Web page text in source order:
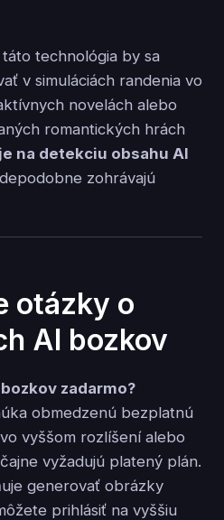
technológia by sa
v simuláciách randenia vo
novelách alebo
romantických hrách
na detekciu obsahu AI
zohrávajú
otázky o
AI bozkov
zadarmo?
obmedzenú bezplatnú
vyššom rozlíšení alebo
vyžadujú platený plán.
generovať obrázky
prihlásiť na vyššiu